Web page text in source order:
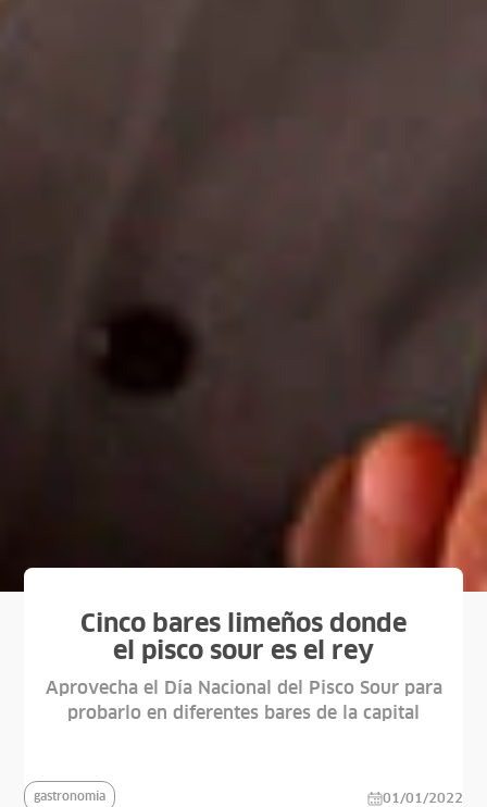
Cinco bares limeños donde
el pisco sour es el rey
Aprovecha el Día Nacional del Pisco Sour para
probarlo en diferentes bares de la capital
gastronomia 01/01/2022